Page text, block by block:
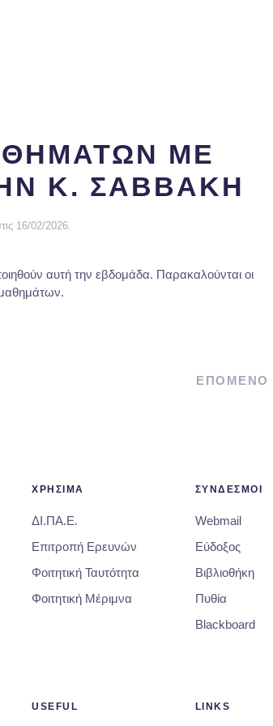
ΜΕ
Κ. ΣΑΒΒΑΚΗ
16/02/2026.
αυτή την εβδομάδα. Παρακαλούνται οι
ΕΠΟΜΕΝΟ
ΧΡΗΣΙΜΑ
ΔΙ.ΠΑ.Ε.
Επιτροπή Ερευνών
Φοιτητική Ταυτότητα
Φοιτητική Μέριμνα
ΣΥΝΔΕΣΜΟΙ
Webmail
Εύδοξος
Βιβλιοθήκη
Πυθία
Blackboard
USEFUL LINKS